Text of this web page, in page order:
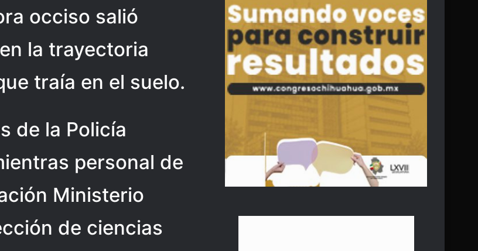
occiso salió
la trayectoria
traía en el suelo.
de la Policía
personal de
Ministerio
de ciencias